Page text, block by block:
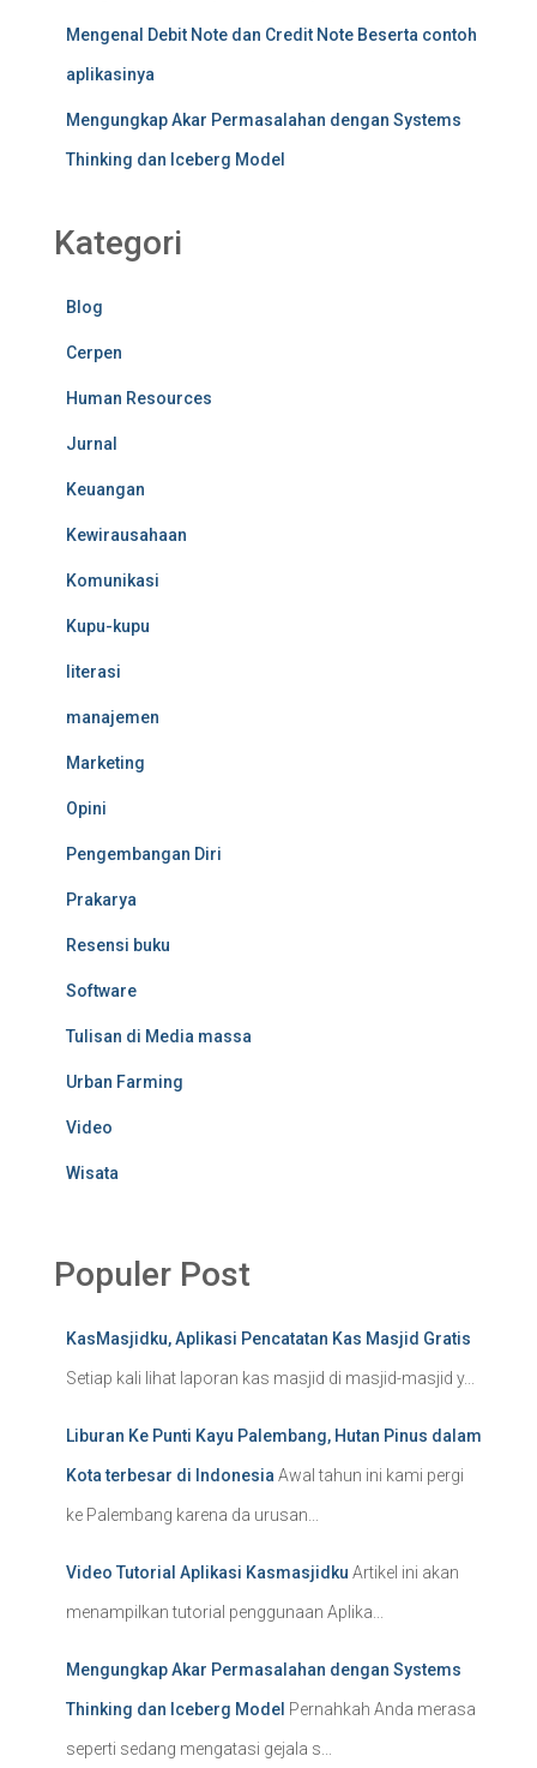
Mengenal Debit Note dan Credit Note Beserta contoh
aplikasinya
Mengungkap Akar Permasalahan dengan Systems
Thinking dan Iceberg Model
Kategori
Blog
Cerpen
Human Resources
Jurnal
Keuangan
Kewirausahaan
Komunikasi
Kupu-kupu
literasi
manajemen
Marketing
Opini
Pengembangan Diri
Prakarya
Resensi buku
Software
Tulisan di Media massa
Urban Farming
Video
Wisata
Populer Post
KasMasjidku, Aplikasi Pencatatan Kas Masjid Gratis
Setiap kali lihat laporan kas masjid di masjid-masjid y...
Liburan Ke Punti Kayu Palembang, Hutan Pinus dalam
Kota terbesar di Indonesia Awal tahun ini kami pergi
ke Palembang karena da urusan...
Video Tutorial Aplikasi Kasmasjidku Artikel ini akan
menampilkan tutorial penggunaan Aplika...
Mengungkap Akar Permasalahan dengan Systems
Thinking dan Iceberg Model Pernahkah Anda merasa
seperti sedang mengatasi gejala s...